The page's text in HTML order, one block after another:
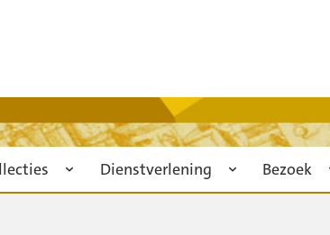
Dienstverlening Bezoek